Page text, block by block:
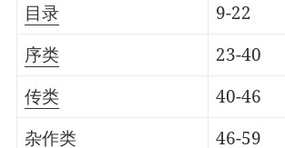
目录
9-22
序类
23-40
传类
40-46
杂作类
46-59